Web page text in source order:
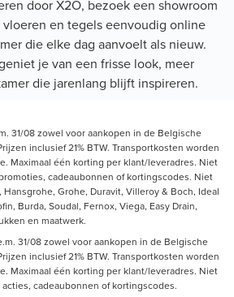
door X2O, bezoek een showroom
en tegels eenvoudig online
die elke dag aanvoelt als nieuw.
je van een frisse look, meer
die jarenlang blijft inspireren.
31/08 zowel voor aankopen in de Belgische
inclusief 21% BTW. Transportkosten worden
Maximaal één korting per klant/leveradres. Niet
cadeaubonnen of kortingscodes. Niet
Grohe, Duravit, Villeroy & Boch, Ideal
Burda, Soudal, Fernox, Viega, Easy Drain,
en maatwerk.
31/08 zowel voor aankopen in de Belgische
inclusief 21% BTW. Transportkosten worden
Maximaal één korting per klant/leveradres. Niet
cadeaubonnen of kortingscodes.